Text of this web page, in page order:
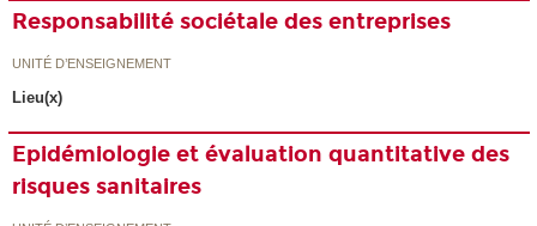
Responsabilité sociétale des entreprises
UNITÉ D’ENSEIGNEMENT
Lieu(x)
Epidémiologie et évaluation quantitative des
risques sanitaires